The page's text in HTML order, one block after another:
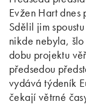
Evžen Hart dnes
Sdělil jim
nikde nebyla,
dobu projektu
předsedou
vydává týdeník
čekají větrné